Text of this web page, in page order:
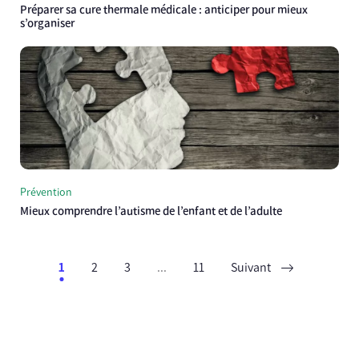
Préparer sa cure thermale médicale : anticiper pour mieux
s’organiser
Prévention
Mieux comprendre l’autisme de l’enfant et de l’adulte
1 2 3 ... 11 Suivant